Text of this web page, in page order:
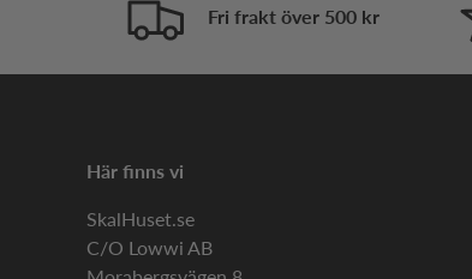
Fri frakt över 500 kr
Här finns vi
SkalHuset.se
C/O Lowwi AB